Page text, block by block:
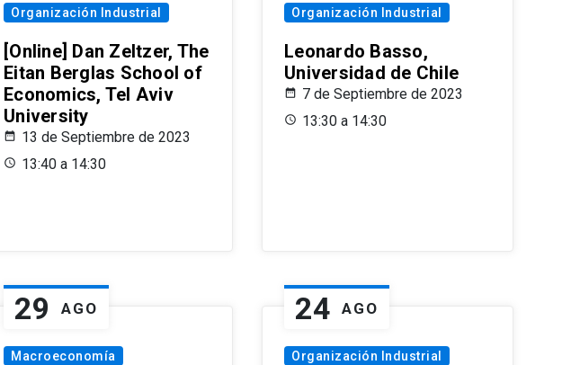
Organización Industrial
[Online] Dan Zeltzer, The
Eitan Berglas School of
Economics, Tel Aviv
University
13 de Septiembre de 2023
13:40 a 14:30
Organización Industrial
Leonardo Basso,
Universidad de Chile
7 de Septiembre de 2023
13:30 a 14:30
29 AGO
Macroeconomía
24 AGO
Organización Industrial